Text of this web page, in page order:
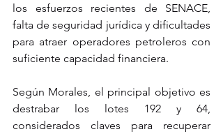
los esfuerzos recientes de SENACE,
falta de seguridad jurídica y dificultades
para atraer operadores petroleros con
suficiente capacidad financiera.
Según Morales, el principal objetivo es
destrabar los lotes 192 y 64,
considerados claves para recuperar